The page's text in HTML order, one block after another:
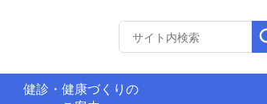
健診・健康づくりの